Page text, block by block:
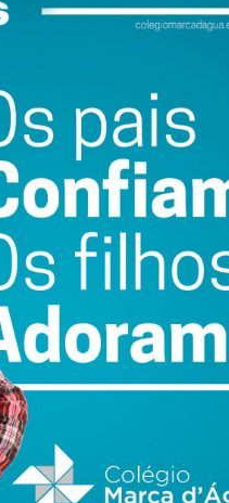
refugiados e
o seu país nas competições
a a abandonar o seu lar.